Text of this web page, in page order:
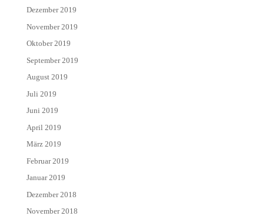
Dezember 2019
November 2019
Oktober 2019
September 2019
August 2019
Juli 2019
Juni 2019
April 2019
März 2019
Februar 2019
Januar 2019
Dezember 2018
November 2018